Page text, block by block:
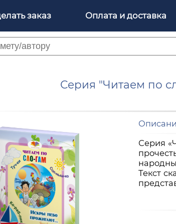
заказ Оплата и доставка
Серия "Читаем по
Серия
Текст